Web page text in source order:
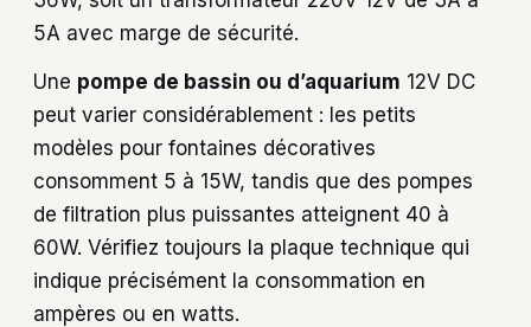
5A avec marge de sécurité.
Une pompe de bassin ou d’aquarium 12V DC
peut varier considérablement : les petits
modèles pour fontaines décoratives
consomment 5 à 15W, tandis que des pompes
de filtration plus puissantes atteignent 40 à
60W. Vérifiez toujours la plaque technique qui
indique précisément la consommation en
ampères ou en watts.